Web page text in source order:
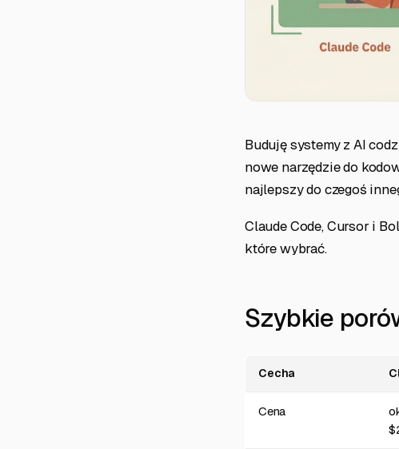
Buduję systemy z AI
nowe narzędzie do
najlepszy do czegoś
Claude Code, Cursor i
które wybrać.
Szybkie
Cecha
Cena